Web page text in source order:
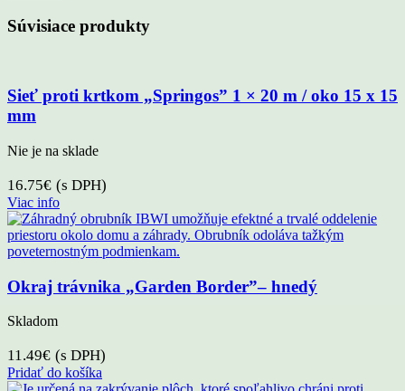
Súvisiace produkty
Sieť proti krtkom „Springos” 1 × 20 m / oko 15 x 15
mm
Nie je na sklade
16.75€ (s DPH)
Viac info
Okraj trávnika „Garden Border”– hnedý
Skladom
11.49€ (s DPH)
Pridať do košíka